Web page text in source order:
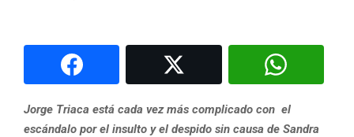
Jorge Triaca está cada vez más complicado con el
escándalo por el insulto y el despido sin causa de Sandra